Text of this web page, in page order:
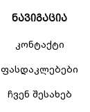
ნავიგაცია
კონტაქტი
ფასდაკლებები
ჩვენ შესახებ